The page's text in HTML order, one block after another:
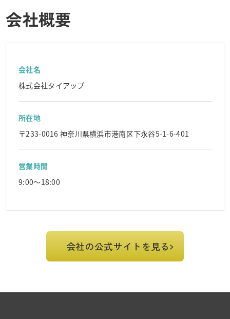
会社概要
会社名
株式会社タイアップ
所在地
〒233-0016 神奈川県横浜市港南区下永谷5-1-6-401
営業時間
9:00～18:00
会社の公式サイトを見る